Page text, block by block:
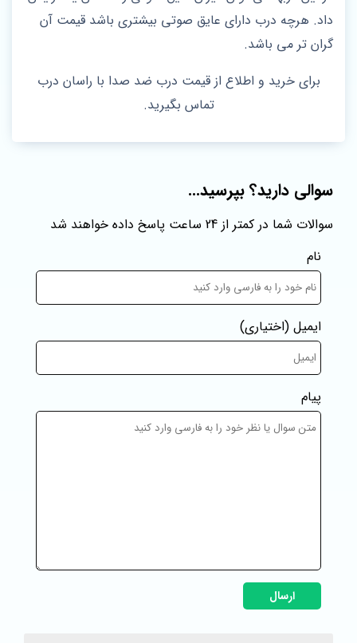
داد. هرچه درب دارای عایق صوتی بیشتری باشد قیمت آن
گران تر می باشد.
برای خرید و اطلاع از قیمت درب ضد صدا با راسان درب
تماس بگیرید.
سوالی دارید؟ بپرسید...
سوالات شما در کمتر از 24 ساعت پاسخ داده خواهند شد
نام
ایمیل (اختیاری)
پیام
ارسال